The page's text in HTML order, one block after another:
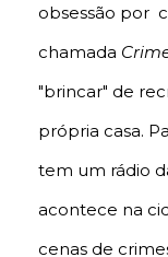
obsessão por
chamada
"brincar" de
própria casa.
tem um rádio
acontece na
cenas de